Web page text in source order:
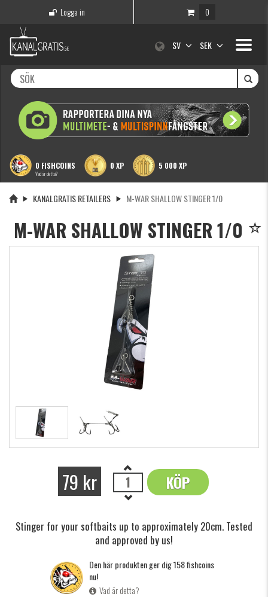
Logga in 0
Toggle
SV SEK
0 FISHCOINS
Vad är detta?
0 XP 5 000 XP
KANALGRATIS RETAILERS M-WAR SHALLOW STINGER 1/0
M-WAR SHALLOW STINGER 1/0
79 kr KÖP
OK
Stinger for your softbaits up to approximately 20cm. Tested
and approved by us!
Den här produkten ger dig 158 fishcoins
nu!
Vad är detta?